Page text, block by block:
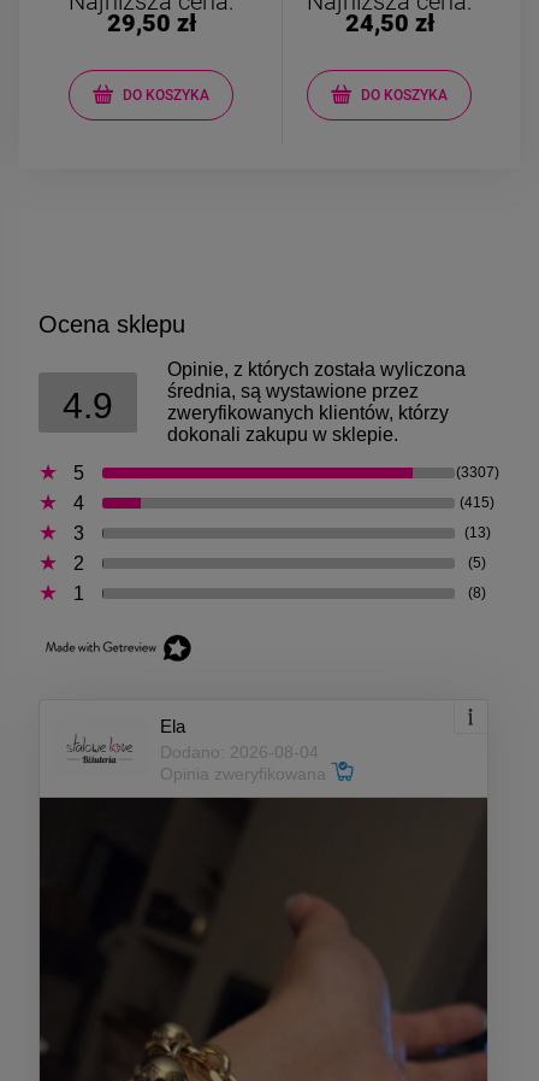
29,50 zł
DO KOSZYKA
24,50 zł
DO KOSZYKA
Ocena sklepu
4.9
Opinie, z których została wyliczona
średnia, są wystawione przez
zweryfikowanych klientów, którzy
dokonali zakupu w sklepie.
5
(3307)
4 (415)
3 (13)
2 (5)
1 (8)
Ela
Dodano: 2026-08-04
Opinia zweryfikowana